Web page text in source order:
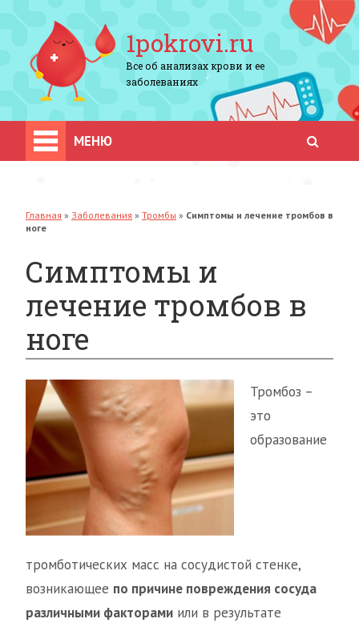
1pokrovi.ru
Все об анализах крови и ее
заболеваниях
МЕНЮ
Главная » Заболевания » Тромбы » Симптомы и лечение тромбов в
ноге
Симптомы и
лечение тромбов в
ноге
Тромбоз –
это
образование
тромботических масс на сосудистой стенке,
возникающее по причине повреждения сосуда
различными факторами или в результате